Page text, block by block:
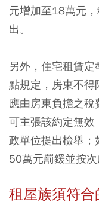
元增加至18萬元
出。
另外，住宅租賃
點規定，房東不
應由房東負擔之
可主張該約定無
政單位提出檢舉；
50萬元罰鍰並按次
租屋族須符合